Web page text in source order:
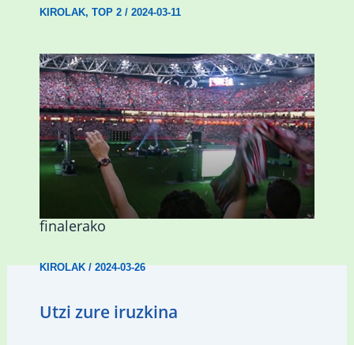
KIROLAK, TOP 2/ 2024-03-11
Abadiñok eta Ermuak ere pantaila
erraldoiak jarriko dituzte Kopako
finalerako
KIROLAK/2024-03-26
Utzi zure iruzkina